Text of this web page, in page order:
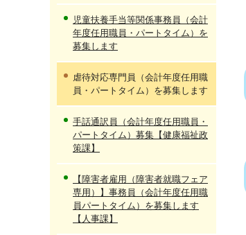
児童扶養手当等関係事務員（会計
年度任用職員・パートタイム）を
募集します
虐待対応専門員（会計年度任用職
員・パートタイム）を募集します
手話通訳員（会計年度任用職員・
パートタイム）募集【健康福祉政
策課】
【障害者雇用（障害者就職フェア
専用）】事務員（会計年度任用職
員パートタイム）を募集します
【人事課】